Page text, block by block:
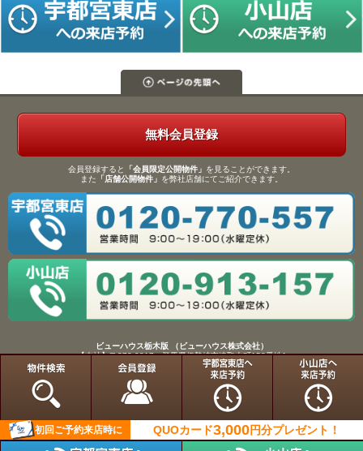
無料会員登録
会員登録すると 「会員限定公開物件」 を見ることができます。
また 「店舗公開物件」 を弊社店舗にてご紹介できます。
ビューハウス栃木版 （ビューハウス株式会社）
【本社】〒372-0817 群馬県伊勢崎市連取本町158番地1
TEL：0270-61-9133／FAX：0270-61-9155
Copyright(C)View House(R)Inc.All Rights Reserved.
初回ご予約来店時に QUOカード3,000円分プレゼント！